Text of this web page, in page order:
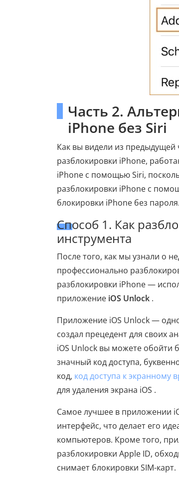
Часть 2.
iPhone без Siri
Как вы видели из предыдущей
разблокировки iPhone,
iPhone с помощью Siri,
разблокировки iPhone с
блокировки iPhone без
Способ 1. Как
инструмента
После того, как мы узнали о
профессионально
разблокировки iPhone —
приложение iOS Unlock .
Приложение iOS Unlock —
создал прецедент для своих
iOS Unlock вы можете обойти
значный код доступа,
код, код доступа к экранному
для удаления экрана iOS .
Самое лучшее в приложении
интерфейс, что делает его
компьютеров. Кроме того,
разблокировки Apple ID,
снимает блокировки SIM-карт.